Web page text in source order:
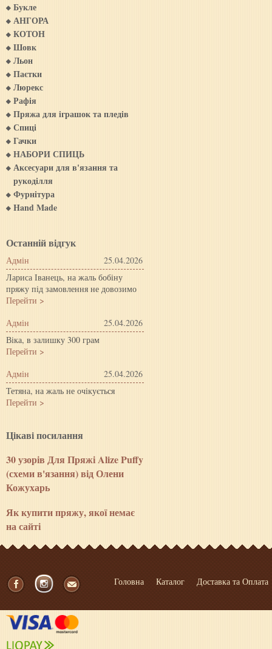
Букле
АНГОРА
КОТОН
Шовк
Льон
Паєтки
Люрекс
Рафія
Пряжа для iграшок та пледiв
Спиці
Гачки
НАБОРИ СПИЦЬ
Аксесуари для в'язання та
рукоділля
Фурнітура
Hand Made
Останній відгук
Адмін
25.04.2026
Лариса Іванець, на жаль бобіну
пряжу під замовлення не довозимо
Перейти >
Адмін
25.04.2026
Віка, в залишку 300 грам
Перейти >
Адмін
25.04.2026
Тетяна, на жаль не очікується
Перейти >
Цiкавi посилання
30 узорів Для Пряжі Alize Puffy
(схеми в'язання) від Олени
Кожухарь
Як купити пряжу, якої немає
на сайті
Головна Каталог Доставка та Оплата